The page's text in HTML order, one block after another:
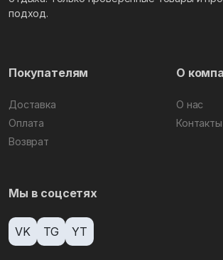
подход.
Покупателям
Доставка
Оплата
Возврат
О
О нас
Контакты
Мы в соцсетях
VK TG YT